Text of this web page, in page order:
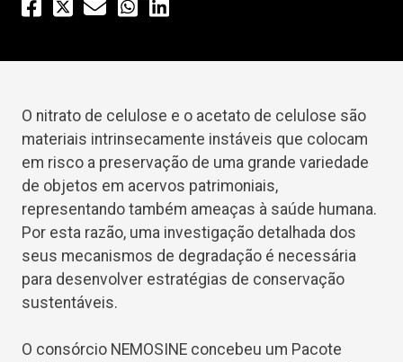
O nitrato de celulose e o acetato de celulose são
materiais intrinsecamente instáveis ​​que colocam
em risco a preservação de uma grande variedade
de objetos em acervos patrimoniais,
representando também ameaças à saúde humana.
Por esta razão, uma investigação detalhada dos
seus mecanismos de degradação é necessária
para desenvolver estratégias de conservação
sustentáveis.
O consórcio NEMOSINE concebeu um Pacote